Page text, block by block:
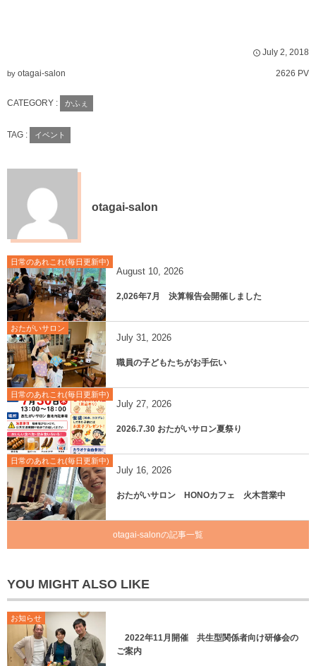
July 2 2018
by otagai-salon 2626 PV
CATEGORY : かふぇ
TAG : イベント
otagai-salon
日常のあれこれ(毎日更新中)
August 10 2026
2,026年7月 決算報告会開催しました
おたがいサロン
July 31 2026
職員の子どもたちがお手伝い
日常のあれこれ(毎日更新中)
July 27 2026
2026.7.30 おたがいサロン夏祭り
日常のあれこれ(毎日更新中)
July 16 2026
おたがいサロン HONOカフェ 火木営業中
otagai-salonの記事一覧
YOU MIGHT ALSO LIKE
お知らせ
2022年11月開催 共生型関係者向け研修会の
ご案内